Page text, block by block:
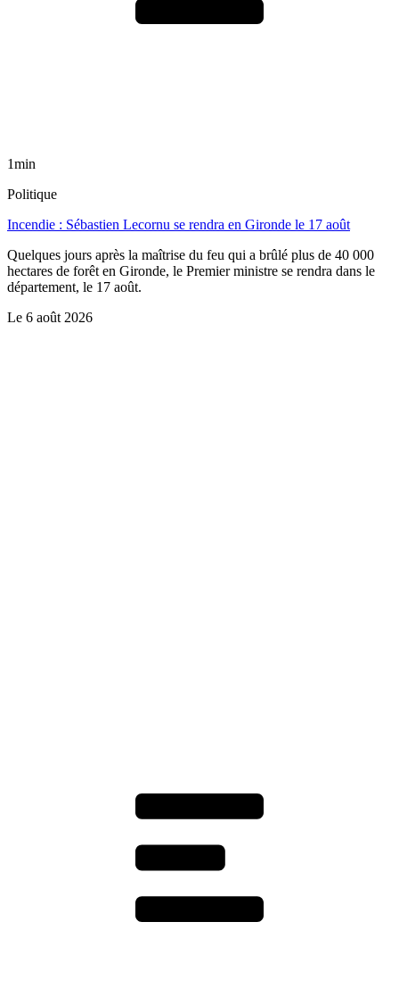
1min
Politique
Incendie : Sébastien Lecornu se rendra en Gironde le 17 août
Quelques jours après la maîtrise du feu qui a brûlé plus de 40 000
hectares de forêt en Gironde, le Premier ministre se rendra dans le
département, le 17 août.
Le 6 août 2026